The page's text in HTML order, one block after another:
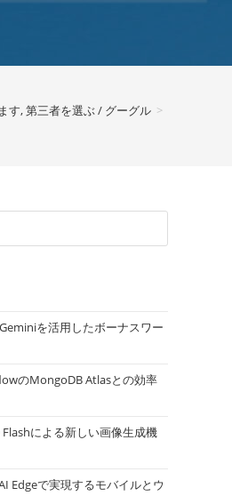
す, 第三者を選ぶ / グーグル >
を活用したボーナスワー
のMongoDB Atlasとの効率
による新しい画像生成機
Edgeで実現するモバイルとウ